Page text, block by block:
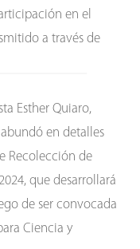
en el
a través de
Esther Quiaro,
en detalles
Recolección de
que desarrollará
de ser convocada
Ciencia y